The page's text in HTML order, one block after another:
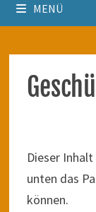
MENÜ
Dieser
unten das
können.